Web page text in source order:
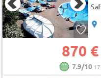
870 €
7.9/10